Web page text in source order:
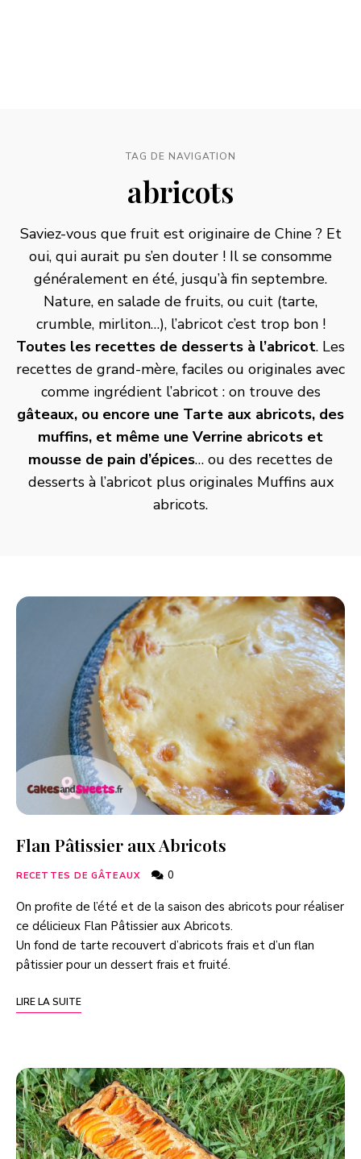
TAG DE NAVIGATION
abricots
Saviez-vous que fruit est originaire de Chine ? Et
oui, qui aurait pu s’en douter ! Il se consomme
généralement en été, jusqu’à fin septembre.
Nature, en salade de fruits, ou cuit (tarte,
crumble, mirliton…), l’abricot c’est trop bon !
Toutes les recettes de desserts à l’abricot. Les
recettes de grand-mère, faciles ou originales avec
comme ingrédient l’abricot : on trouve des
gâteaux, ou encore une Tarte aux abricots, des
muffins, et même une Verrine abricots et
mousse de pain d’épices… ou des recettes de
desserts à l’abricot plus originales Muffins aux
abricots.
Flan Pâtissier aux Abricots
RECETTES DE GÂTEAUX 0
On profite de l’été et de la saison des abricots pour réaliser
ce délicieux Flan Pâtissier aux Abricots.
Un fond de tarte recouvert d’abricots frais et d’un flan
pâtissier pour un dessert frais et fruité.
LIRE LA SUITE